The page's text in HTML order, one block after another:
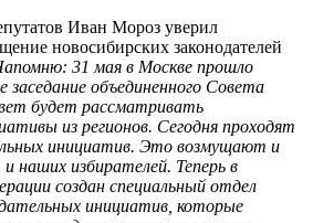
Иван Мороз уверил
новосибирских законодателей
апомню: 31 мая в Москве прошло
заседание объединенного Совета
будет рассматривать
из регионов. Сегодня проходят
инициатив. Это возмущают и
и наших избирателей. Теперь в
создан специальный отдел
инициатив, которые